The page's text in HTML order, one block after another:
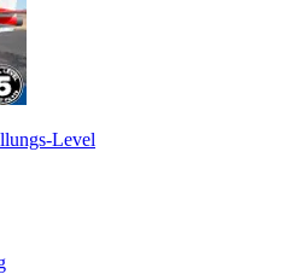
Level